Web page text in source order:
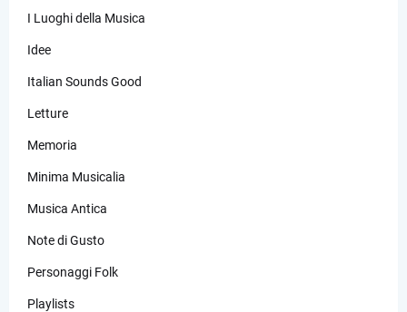
I Luoghi della Musica
Idee
Italian Sounds Good
Letture
Memoria
Minima Musicalia
Musica Antica
Note di Gusto
Personaggi Folk
Playlists